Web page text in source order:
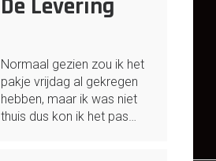
De Levering
Normaal gezien zou ik het
pakje vrijdag al gekregen
hebben, maar ik was niet
thuis dus kon ik het pas…